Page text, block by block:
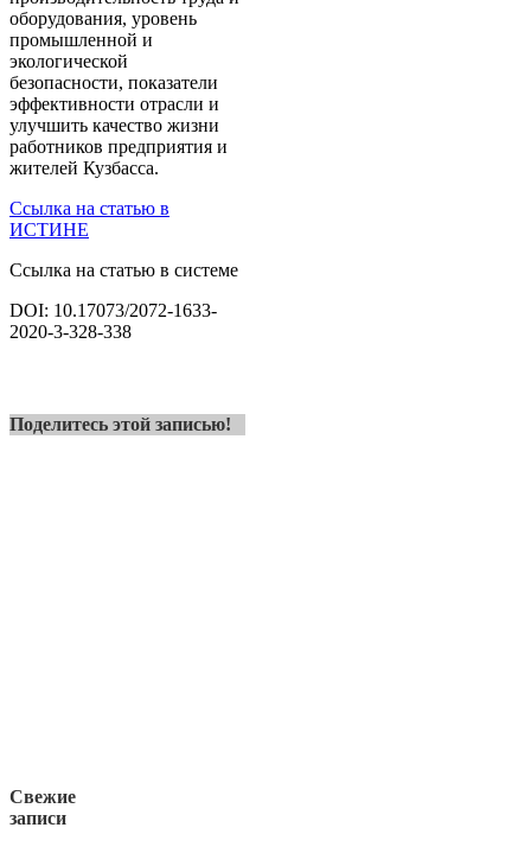
оборудования, уровень
промышленной и
экологической
безопасности, показатели
эффективности отрасли и
улучшить качество жизни
работников предприятия и
жителей Кузбасса.
Ссылка на статью в
ИСТИНЕ
Ссылка на статью в системе
DOI: 10.17073/2072-1633-
2020-3-328-338
Поделитесь этой записью!
Свежие
записи